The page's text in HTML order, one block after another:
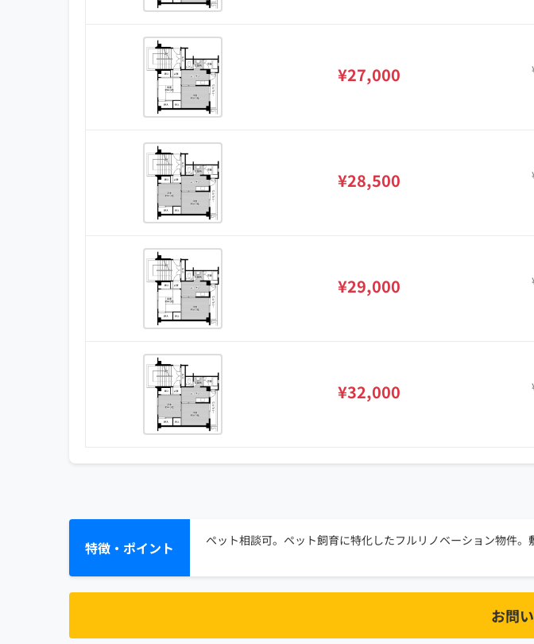
特徴・ポイント ペット相談可。ペット飼育に特化したフルリノベーション物件
お問
¥27,000
¥28,500
¥29,000
¥32,000